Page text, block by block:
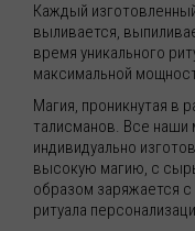
Каждый
выливается,
время уникального
максимальной
Магия, проникнутая в
талисманов. Все наши
индивидуально
высокую магию, с
образом заряжается
ритуала